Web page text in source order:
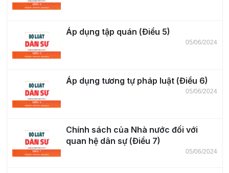
Áp dụng tập quán (Điều 5)
05/06/2024
Áp dụng tương tự pháp luật (Điều 6)
05/06/2024
Chính sách của Nhà nước đối với
quan hệ dân sự (Điều 7)
05/06/2024